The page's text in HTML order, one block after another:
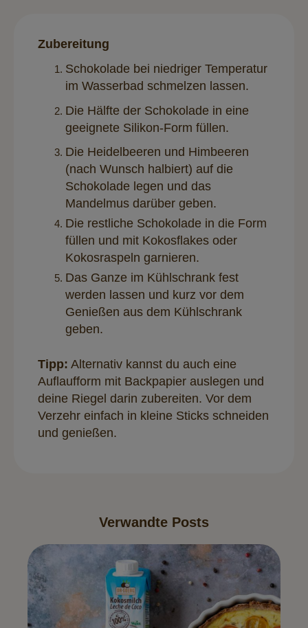
Zubereitung
Schokolade bei niedriger Temperatur
im Wasserbad schmelzen lassen.
Die Hälfte der Schokolade in eine
geeignete Silikon-Form füllen.
Die Heidelbeeren und Himbeeren
(nach Wunsch halbiert) auf die
Schokolade legen und das
Mandelmus darüber geben.
Die restliche Schokolade in die Form
füllen und mit Kokosflakes oder
Kokosraspeln garnieren.
Das Ganze im Kühlschrank fest
werden lassen und kurz vor dem
Genießen aus dem Kühlschrank
geben.
Tipp: Alternativ kannst du auch eine
Auflaufform mit Backpapier auslegen und
deine Riegel darin zubereiten. Vor dem
Verzehr einfach in kleine Sticks schneiden
und genießen.
Verwandte Posts